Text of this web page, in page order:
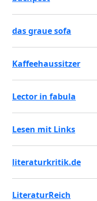
das graue sofa
Kaffeehaussitzer
Lector in fabula
Lesen mit Links
literaturkritik.de
LiteraturReich